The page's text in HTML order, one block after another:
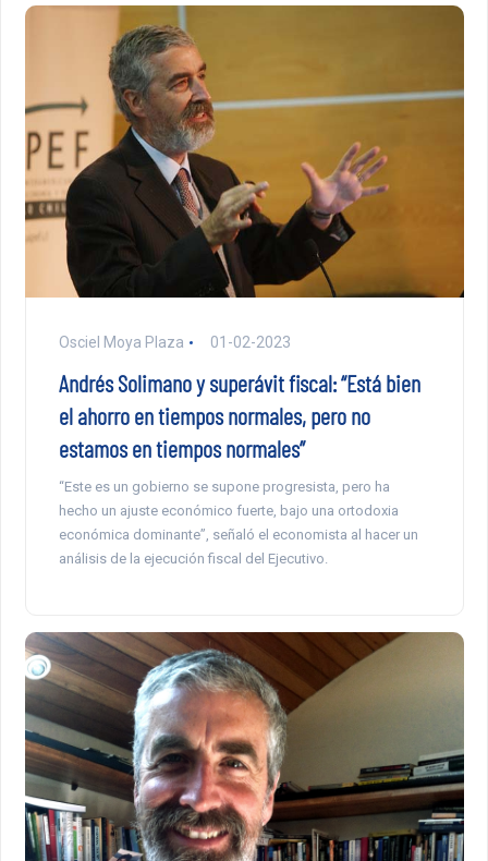
Osciel Moya Plaza 01-02-2023
Andrés Solimano y superávit fiscal: “Está bien
el ahorro en tiempos normales, pero no
estamos en tiempos normales”
“Este es un gobierno se supone progresista, pero ha
hecho un ajuste económico fuerte, bajo una ortodoxia
económica dominante”, señaló el economista al hacer un
análisis de la ejecución fiscal del Ejecutivo.